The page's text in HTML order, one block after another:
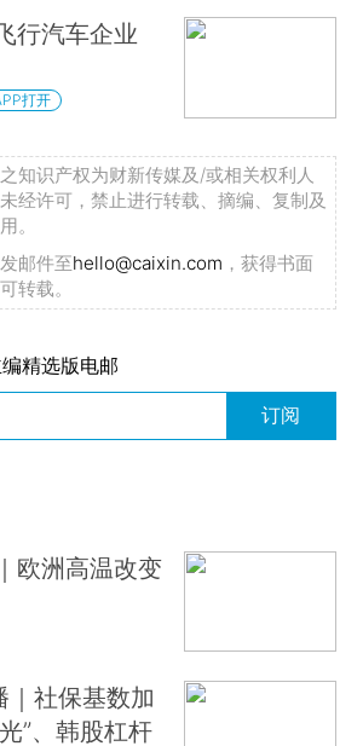
行汽车企业
打开
知识产权为财新传媒及/或相关权利人
经许可，禁止进行转载、摘编、复制及
。
邮件至hello@caixin.com ，获得书面
转载。
精选版电邮
订阅
欧洲高温改变
｜社保基数加
”、韩股杠杆